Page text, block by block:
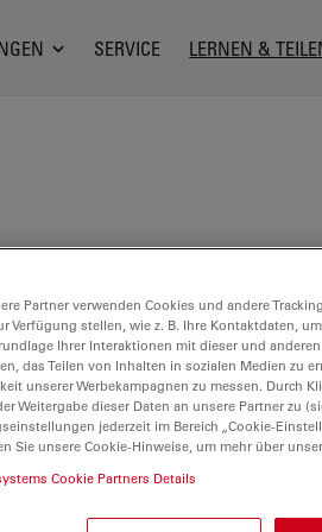
SERVICE LERNEN &
ist ausgebildeter Zellbiologe mit
Elektronenmikroskopie. Er ist
einem unabhängigen
das weltweit
anbietet,
Partner verwenden Cookies und andere
Verfügung stellen, wie z. B. Ihre Kontaktdaten,
Ihrer Interaktionen mit dieser und
das Teilen von Inhalten in sozialen Medien zu
unserer Werbekampagnen zu messen. Durch
Weitergabe dieser Daten an unsere Partner zu
jederzeit im Bereich „Cookie-
Sie unsere Cookie-Hinweise, um mehr über
Cookie Partners Details